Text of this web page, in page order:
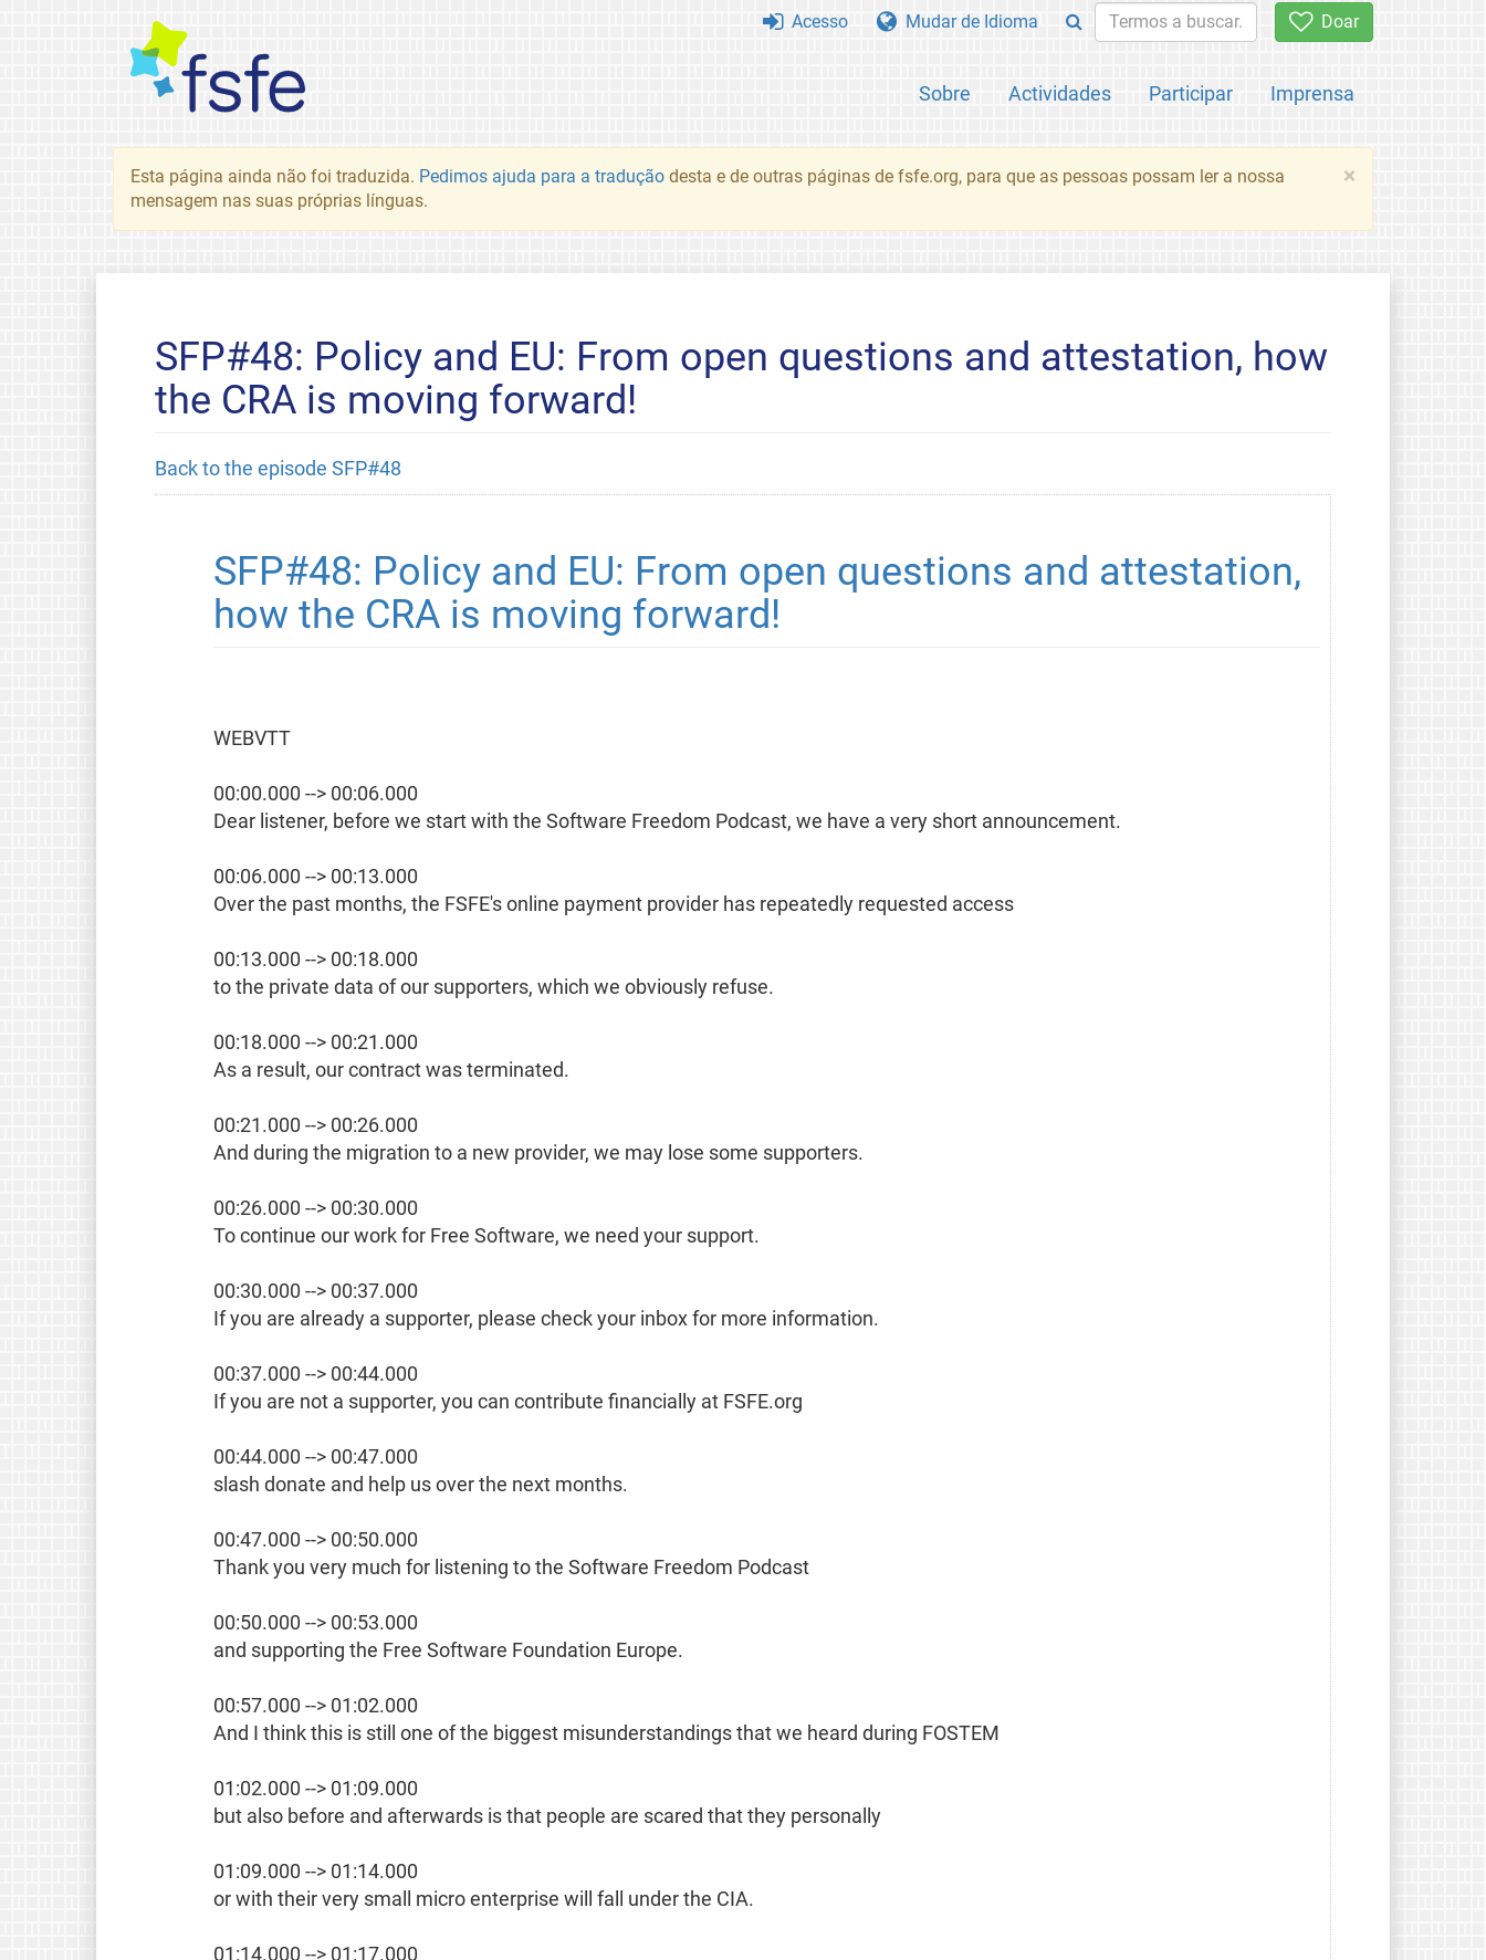
Doar
Sobre Actividades Participar Imprensa
Acesso Mudar de Idioma
×
Esta página ainda não foi traduzida. Pedimos ajuda para a tradução desta e de outras páginas de fsfe.org, para que as pessoas possam ler a nossa
mensagem nas suas próprias línguas.
SFP#48: Policy and EU: From open questions and attestation, how
the CRA is moving forward!
Back to the episode SFP#48
SFP#48: Policy and EU: From open questions and attestation,
how the CRA is moving forward!